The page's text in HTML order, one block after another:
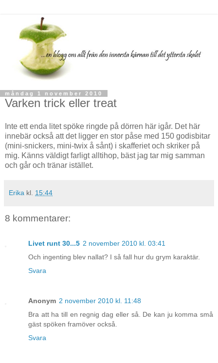
måndag 1 november 2010
Varken trick eller treat
Inte ett enda litet spöke ringde på dörren här igår. Det här
innebär också att det ligger en stor påse med 150 godisbitar
(mini-snickers, mini-twix å sånt) i skafferiet och skriker på
mig. Känns väldigt farligt alltihop, bäst jag tar mig samman
och går och tränar istället.
Erika kl. 15:44
8 kommentarer:
Livet runt 30...5 2 november 2010 kl. 03:41
Och ingenting blev nallat? I så fall hur du grym karaktär.
Svara
Anonym 2 november 2010 kl. 11:48
Bra att ha till en regnig dag eller så. De kan ju komma små
gäst spöken framöver också.
Svara